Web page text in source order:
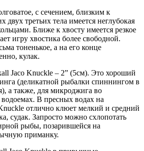
с сечением, близким к
двух третьих тела имеется неглубокая
Ближе к хвосту имеется резкое
игру хвостика более свободной.
тоненькое, а на его конце
кулак.
Jaco Knuckle – 2” (5см). Это хороший
(деликатной рыбалки спиннингом в
а также, для микроджига во
В пресных водах на
отлично клюет мелкий и средний
судак. Запросто можно схлопотать
рыбы, позарившейся на
приманку.